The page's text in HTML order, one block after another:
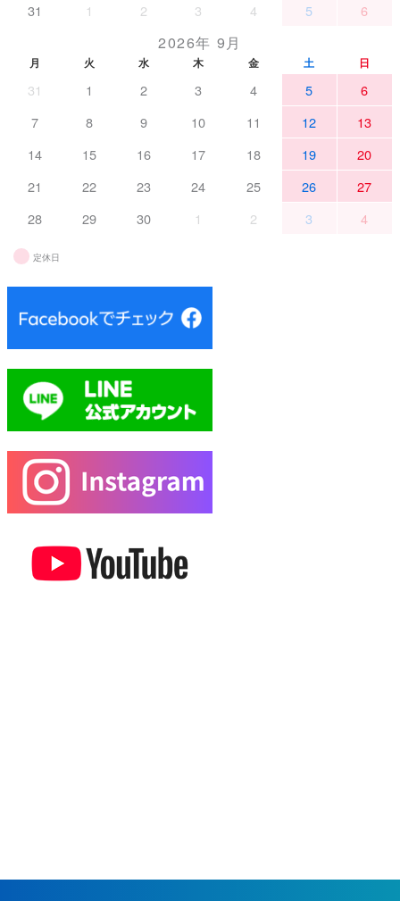
31
1 2 3 4 5 6
2026年 9月
月 火 水 木 金 土 日
31 1 2 3 4 5
6
7
8 9 10 11 12
13
14
15 16 17 18 19
20
21
22 23 24 25 26
27
28
29 30 1 2 3 4
定休日